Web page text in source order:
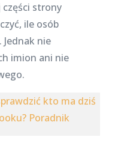
części strony
ile osób
nie
imion ani nie
kto ma dziś
Poradnik